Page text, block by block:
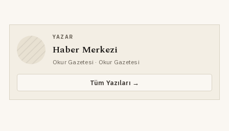
YAZAR
Haber Merkezi
Okur Gazetesi · Okur Gazetesi
Tüm Yazıları →